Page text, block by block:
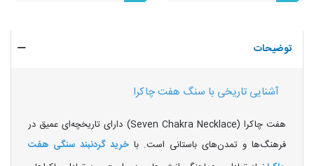
توضیحات
آشنایی تاریخی با سنگ هفت چاکرا
هفت چاکرا (Seven Chakra Necklace) دارای تاریخچه‌ای عمیق در
فرهنگ‌ها و تمدن‌های باستانی است. با خرید گردنبند سنگی هفت